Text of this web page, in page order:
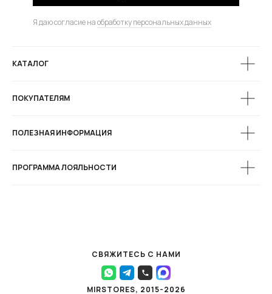
Я даю согласие наобработку персональных данных
КАТАЛОГ
ПОКУПАТЕЛЯМ
ПОЛЕЗНАЯ ИНФОРМАЦИЯ
ПРОГРАММА ЛОЯЛЬНОСТИ
СВЯЖИТЕСЬ С НАМИ
MIRSTORES, 2015-2026